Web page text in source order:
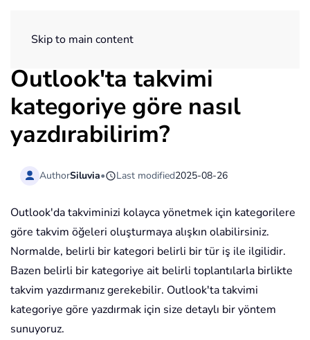
Skip to main content
Outlook'ta takvimi
kategoriye göre nasıl
yazdırabilirim?
AuthorSiluvia• Last modified2025-08-26
Outlook'da takviminizi kolayca yönetmek için kategorilere
göre takvim öğeleri oluşturmaya alışkın olabilirsiniz.
Normalde, belirli bir kategori belirli bir tür iş ile ilgilidir.
Bazen belirli bir kategoriye ait belirli toplantılarla birlikte
takvim yazdırmanız gerekebilir. Outlook'ta takvimi
kategoriye göre yazdırmak için size detaylı bir yöntem
sunuyoruz.